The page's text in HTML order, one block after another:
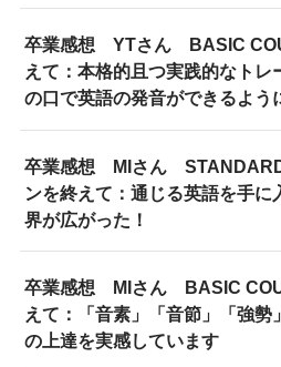
卒業感想 YTさん BASIC
えて：本格的且つ実践的なトレ
の口で英語の発音ができるよう
卒業感想 MIさん
ンを終えて：通じる英語を手に
界が広がった！
卒業感想 MIさん BASIC
えて：「音素」「音節」「強勢
の上達を実感しています